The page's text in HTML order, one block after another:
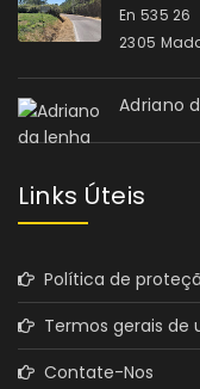
En 535 26
2305
Adriano
Links Úteis
Política de
Termos gerais de
Contate-Nos